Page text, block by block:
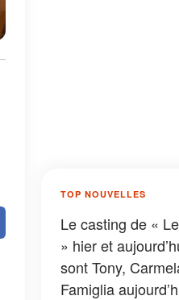
TOP NOUVELLES
Le casting de «
» hier et
sont Tony,
Famiglia